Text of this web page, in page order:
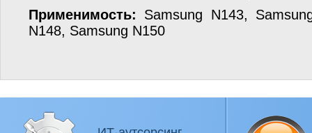
Применимость: Samsung N143,
N148, Samsung N150